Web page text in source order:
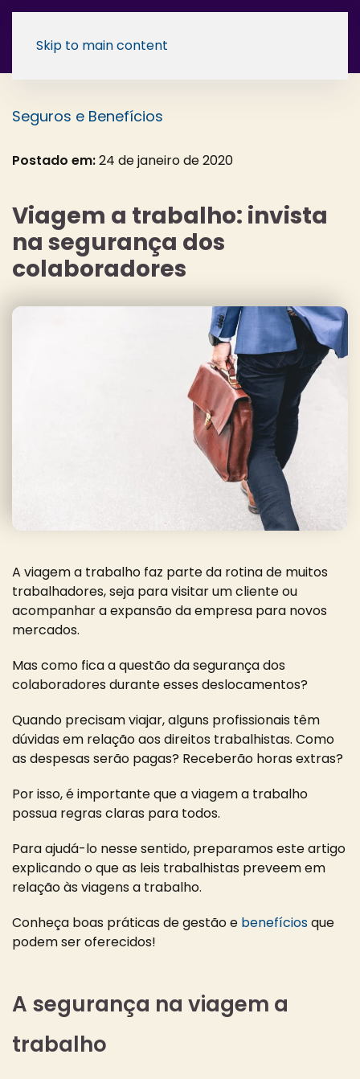
Skip to main content
Seguros e Benefícios
Postado em:24 de janeiro de 2020
Viagem a trabalho: invista
na segurança dos
colaboradores
A viagem a trabalho faz parte da rotina de muitos
trabalhadores, seja para visitar um cliente ou
acompanhar a expansão da empresa para novos
mercados.
Mas como fica a questão da segurança dos
colaboradores durante esses deslocamentos?
Quando precisam viajar, alguns profissionais têm
dúvidas em relação aos direitos trabalhistas. Como
as despesas serão pagas? Receberão horas extras?
Por isso, é importante que a viagem a trabalho
possua regras claras para todos.
Para ajudá-lo nesse sentido, preparamos este artigo
explicando o que as leis trabalhistas preveem em
relação às viagens a trabalho.
Conheça boas práticas de gestão e benefíciosque
podem ser oferecidos!
A segurança na viagem a
trabalho